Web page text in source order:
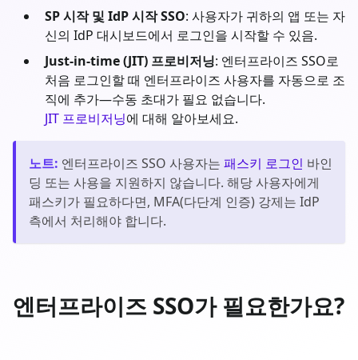
SP 시작 및 IdP 시작 SSO: 사용자가 귀하의 앱 또는 자
신의 IdP 대시보드에서 로그인을 시작할 수 있음.
Just-in-time (JIT) 프로비저닝: 엔터프라이즈 SSO로
처음 로그인할 때 엔터프라이즈 사용자를 자동으로 조
직에 추가—수동 초대가 필요 없습니다.
JIT 프로비저닝에 대해 알아보세요.
노트: 엔터프라이즈 SSO 사용자는 패스키 로그인 바인
딩 또는 사용을 지원하지 않습니다. 해당 사용자에게
패스키가 필요하다면, MFA(다단계 인증) 강제는 IdP
측에서 처리해야 합니다.
엔터프라이즈 SSO가 필요한가요?